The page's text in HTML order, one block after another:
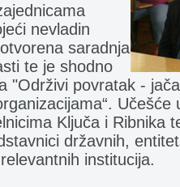
nevladin
saradnja
te je shodno
"Održivi povratak -
Ključa i Ribnika
državnih,
institucija.